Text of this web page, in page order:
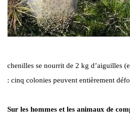
chenilles se nourrit de 2 kg d’aiguilles
: cinq colonies peuvent entièrement
Sur les hommes et les animaux de